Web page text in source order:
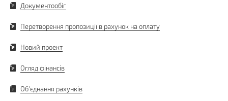
Документообіг
Перетворення пропозиції в рахунок на оплату
Новий проект
Огляд фінансів
Об'єднання рахунків